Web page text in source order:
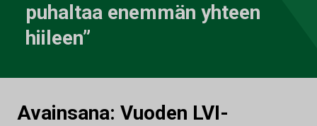
puhaltaa enemmän yhteen
hiileen”
Avainsana: Vuoden LVI-